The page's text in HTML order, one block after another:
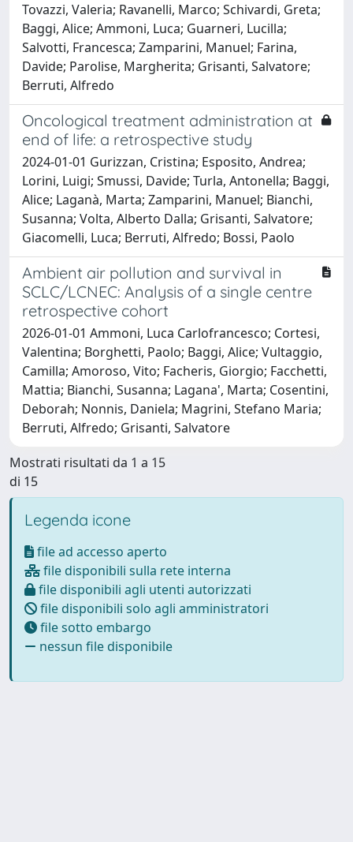
Tovazzi, Valeria; Ravanelli, Marco; Schivardi, Greta;
Baggi, Alice; Ammoni, Luca; Guarneri, Lucilla;
Salvotti, Francesca; Zamparini, Manuel; Farina,
Davide; Parolise, Margherita; Grisanti, Salvatore;
Berruti, Alfredo
Oncological treatment administration at
end of life: a retrospective study
2024-01-01 Gurizzan, Cristina; Esposito, Andrea;
Lorini, Luigi; Smussi, Davide; Turla, Antonella; Baggi,
Alice; Laganà, Marta; Zamparini, Manuel; Bianchi,
Susanna; Volta, Alberto Dalla; Grisanti, Salvatore;
Giacomelli, Luca; Berruti, Alfredo; Bossi, Paolo
Ambient air pollution and survival in
SCLC/LCNEC: Analysis of a single centre
retrospective cohort
2026-01-01 Ammoni, Luca Carlofrancesco; Cortesi,
Valentina; Borghetti, Paolo; Baggi, Alice; Vultaggio,
Camilla; Amoroso, Vito; Facheris, Giorgio; Facchetti,
Mattia; Bianchi, Susanna; Lagana', Marta; Cosentini,
Deborah; Nonnis, Daniela; Magrini, Stefano Maria;
Berruti, Alfredo; Grisanti, Salvatore
Mostrati risultati da 1 a 15
di 15
Legenda icone
file ad accesso aperto
file disponibili sulla rete interna
file disponibili agli utenti autorizzati
file disponibili solo agli amministratori
file sotto embargo
nessun file disponibile